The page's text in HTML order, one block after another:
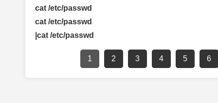
cat /etc/passwd
cat /etc/passwd
|cat /etc/passwd
1 2 3 4 5 6